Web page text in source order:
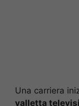
Una carriera
valletta